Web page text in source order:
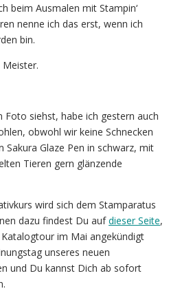
beim Ausmalen mit Stampin‘
nenne ich das erst, wenn ich
bin.
siehst, habe ich gestern auch
obwohl wir keine Schnecken
Sakura Glaze Pen in schwarz, mit
Tieren gern glänzende
wird sich dem Stamparatus
dazu findest Du aufdieser Seite,
im Mai angekündigt
unseres neuen
und Du kannst Dich ab sofort